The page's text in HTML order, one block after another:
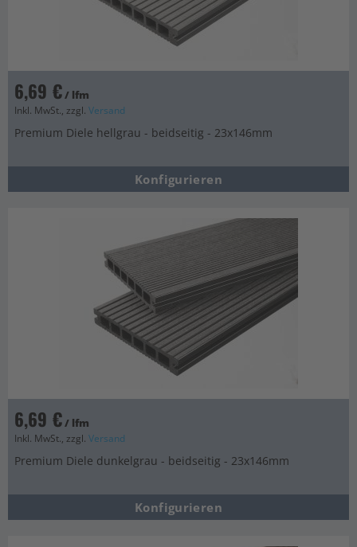
6,69 €/ lfm
Inkl. MwSt., zzgl. Versand
Premium Diele hellgrau - beidseitig - 23x146mm
Konfigurieren
6,69 €/ lfm
Inkl. MwSt., zzgl. Versand
Premium Diele dunkelgrau - beidseitig - 23x146mm
Konfigurieren